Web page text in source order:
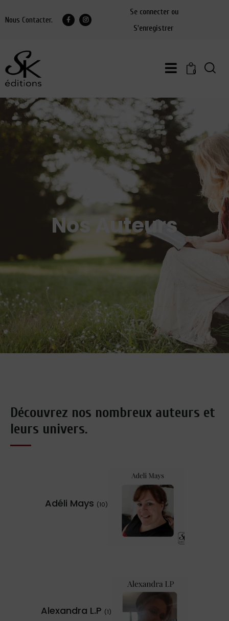
Nous Contacter.
Se connecter ou
S'enregistrer
0
Nos Auteurs
Découvrez nos nombreux auteurs et
leurs univers.
Adéli Mays (10)
Alexandra L.P (1)